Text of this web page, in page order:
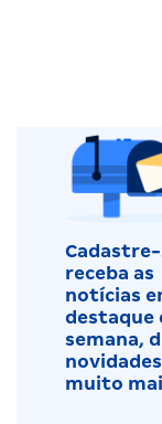
Cadastre-
receba as
notícias
destaque
semana,
muito